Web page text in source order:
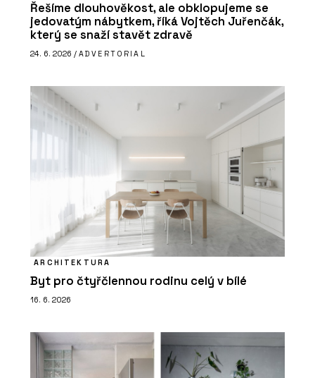
Řešíme dlouhověkost, ale obklopujeme se
jedovatým nábytkem, říká Vojtěch Juřenčák,
který se snaží stavět zdravě
24. 6. 2026 / ADVERTORIAL
ARCHITEKTURA
Byt pro čtyřčlennou rodinu celý v bílé
16. 6. 2026